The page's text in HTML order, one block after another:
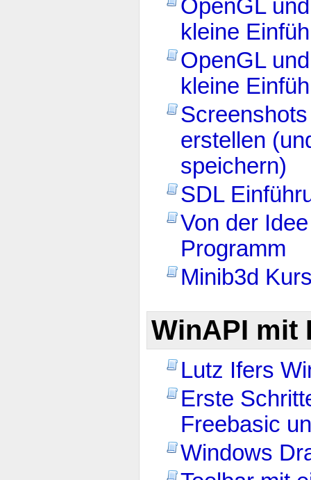
OpenGL
kleine
OpenGL
kleine
erstellen
speichern)
SDL
Von der
Programm
Minib3d
WinAPI mit
Lutz Ifers
Erste
Freebasic
Windows